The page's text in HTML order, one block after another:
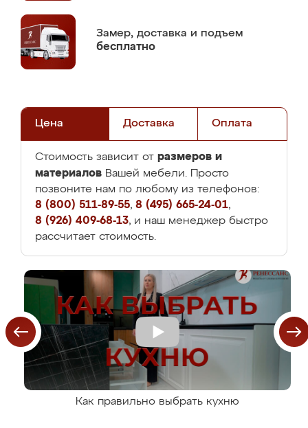
Замер, доставка и подъем
бесплатно
Цена Доставка Оплата
Стоимость зависит от размеров и
материалов Вашей мебели. Просто
позвоните нам по любому из телефонов:
8 (800) 511-89-55, 8 (495) 665-24-01,
8 (926) 409-68-13, и наш менеджер быстро
рассчитает стоимость.
Как правильно выбрать кухню